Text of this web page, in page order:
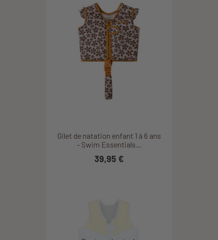
Gilet de natation enfant 1 à 6 ans
- Swim Essentials...
39,95 €